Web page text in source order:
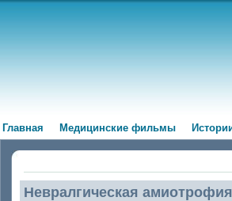
Главная Медицинские фильмы
Невралгическая